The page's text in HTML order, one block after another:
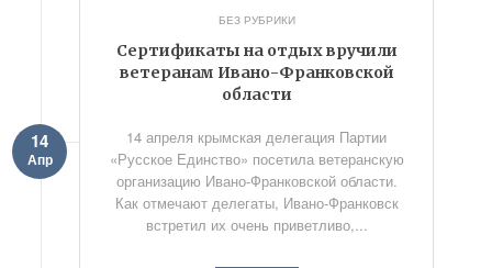
БЕЗ РУБРИКИ
Сертификаты на отдых вручили
ветеранам Ивано-Франковской
области
14
Апр
14 апреля крымская делегация Партии
«Русское Единство» посетила ветеранскую
организацию Ивано-Франковской области.
Как отмечают делегаты, Ивано-Франковск
встретил их очень приветливо,...